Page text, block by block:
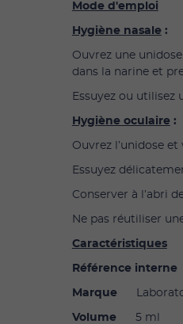
Mode d'emploi
Hygiène nasale:
Ouvrez une
dans la narine et
Essuyez ou utilisez
Hygiène oculaire:
Ouvrez l’unidose
Essuyez
Conserver à l’abri
Ne pas réutiliser
Caractéristiques
Référence interne
Marque
Volume 5 ml